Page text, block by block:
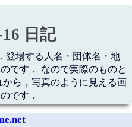
日記
登場する人名・団体名・地
です． なので実際のものと
ら，写真のように見える画
です．